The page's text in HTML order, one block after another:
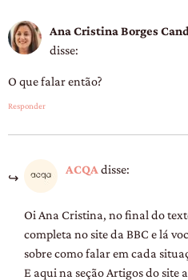
Ana Cristina Borges
disse:
O que falar então?
Responder
ACQA disse:
Oi Ana Cristina, no final do
completa no site da BBC e lá
sobre como falar em cada
E aqui na seção Artigos do